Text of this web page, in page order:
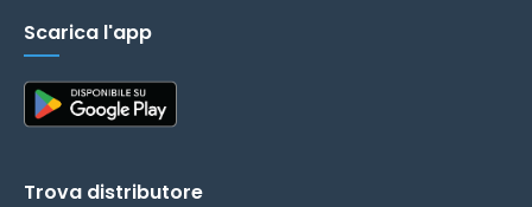
Scarica l'app
Trova distributore